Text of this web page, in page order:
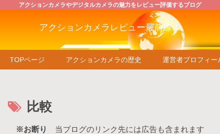
アクションカメラやデジタルカメラの魅力をレビュー評価するブログ
アクションカメラレビュー最前線！
TOPページ アクションカメラの歴史 運営者プロフィー
比較
※お断り 当ブログのリンク先には広告も含まれます